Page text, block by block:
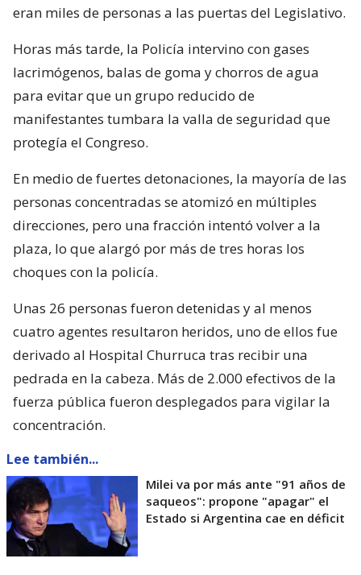
eran miles de personas a las puertas del Legislativo.
Horas más tarde, la Policía intervino con gases
lacrimógenos, balas de goma y chorros de agua
para evitar que un grupo reducido de
manifestantes tumbara la valla de seguridad que
protegía el Congreso.
En medio de fuertes detonaciones, la mayoría de las
personas concentradas se atomizó en múltiples
direcciones, pero una fracción intentó volver a la
plaza, lo que alargó por más de tres horas los
choques con la policía.
Unas 26 personas fueron detenidas y al menos
cuatro agentes resultaron heridos, uno de ellos fue
derivado al Hospital Churruca tras recibir una
pedrada en la cabeza. Más de 2.000 efectivos de la
fuerza pública fueron desplegados para vigilar la
concentración.
Lee también...
Milei va por más ante "91 años de
saqueos": propone "apagar" el
Estado si Argentina cae en déficit